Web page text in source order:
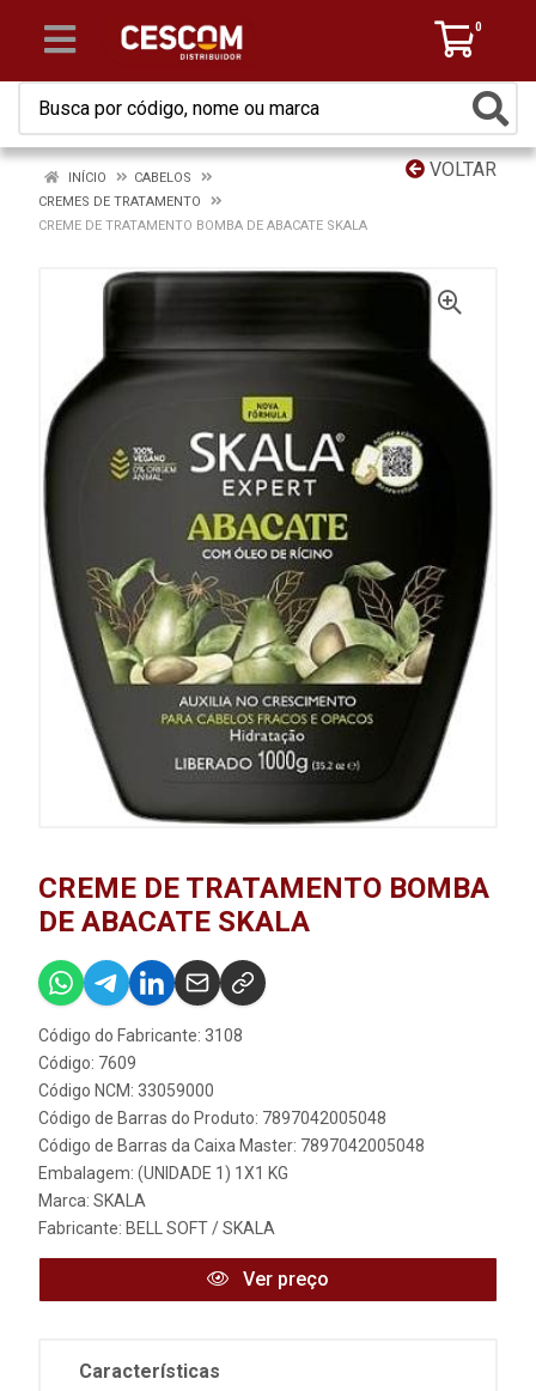
0
VOLTAR
INÍCIO
CABELOS
CREMES DE TRATAMENTO
CREME DE TRATAMENTO BOMBA DE ABACATE SKALA
CREME DE TRATAMENTO BOMBA
DE ABACATE SKALA
Código do Fabricante: 3108
Código: 7609
Código NCM: 33059000
Código de Barras do Produto: 7897042005048
Código de Barras da Caixa Master: 7897042005048
Embalagem: (UNIDADE 1) 1X1 KG
Marca: SKALA
Fabricante: BELL SOFT / SKALA
Ver preço
Características